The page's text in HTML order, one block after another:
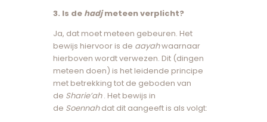
3. Is de hadjmeteen verplicht?
Ja, dat moet meteen gebeuren. Het
bewijs hiervoor is de aayahwaarnaar
hierboven wordt verwezen. Dit (dingen
meteen doen) is het leidende principe
met betrekking tot de geboden van
de Sharie’ah. Het bewijs in
de Soennahdat dit aangeeft is als volgt: